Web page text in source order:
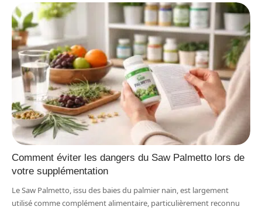
Comment éviter les dangers du Saw Palmetto lors de
votre supplémentation
Le Saw Palmetto, issu des baies du palmier nain, est largement
utilisé comme complément alimentaire, particulièrement reconnu